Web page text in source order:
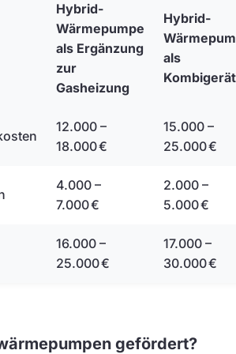
Hybrid-
Wärmepumpe
als Ergänzung
zur
Gasheizung
Hybrid-
als
Kombigerät
12.000 –
18.000 €
15.000 –
25.000 €
4.000 –
7.000 €
2.000 –
5.000 €
16.000 –
25.000 €
17.000 –
30.000 €
gefördert?